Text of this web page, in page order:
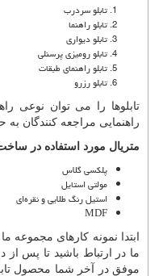
تابلو سردرب
تابلو راهنما
تابلو دیواری
تابلو رومیزی پرسنلی
تابلو راهنمای طبقات
تابلو رزرو
تابلوها را می توان نوعی
راهنمایی مراجعه‌ کنندگان به
متریال مورد استفاده در
پلکسی گلاس
مولتی استایل
استیل رنگ طلایی و نقره‌ای
MDF
ابتدا نمونه کارهای
ما در ارتباط باشید تا پس
موفق در آخر شما محصول